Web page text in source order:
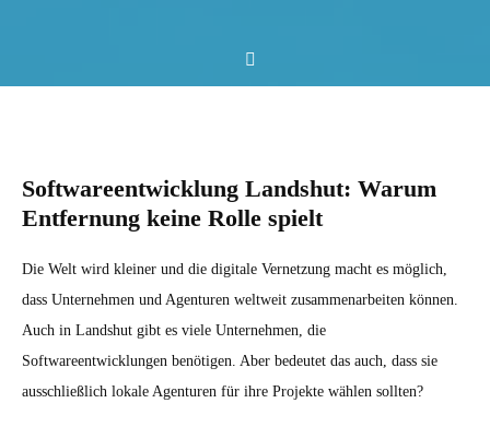
Softwareentwicklung Landshut: Warum
Entfernung keine Rolle spielt
Die Welt wird kleiner und die digitale Vernetzung macht es möglich,
dass Unternehmen und Agenturen weltweit zusammenarbeiten können.
Auch in Landshut gibt es viele Unternehmen, die
Softwareentwicklungen benötigen. Aber bedeutet das auch, dass sie
ausschließlich lokale Agenturen für ihre Projekte wählen sollten?